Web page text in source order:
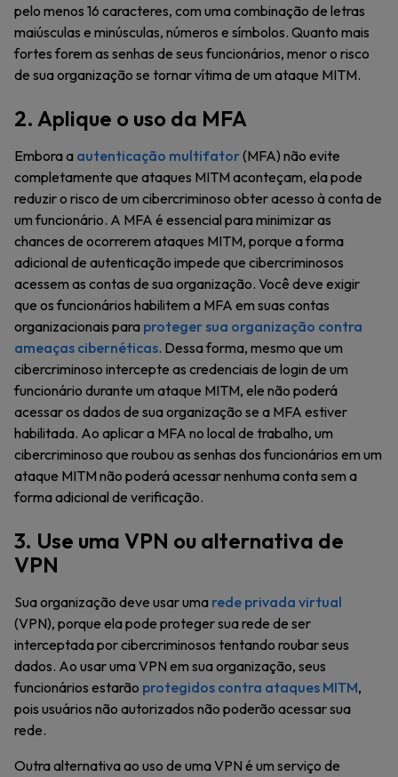
pelo menos 16 caracteres, com uma combinação de letras
maiúsculas e minúsculas, números e símbolos. Quanto mais
fortes forem as senhas de seus funcionários, menor o risco
de sua organização se tornar vítima de um ataque MITM.
2. Aplique o uso da MFA
Embora a autenticação multifator(MFA) não evite
completamente que ataques MITM aconteçam, ela pode
reduzir o risco de um cibercriminoso obter acesso à conta de
um funcionário. A MFA é essencial para minimizar as
chances de ocorrerem ataques MITM, porque a forma
adicional de autenticação impede que cibercriminosos
acessem as contas de sua organização. Você deve exigir
que os funcionários habilitem a MFA em suas contas
organizacionais para proteger sua organização contra
ameaças cibernéticas. Dessa forma, mesmo que um
cibercriminoso intercepte as credenciais de login de um
funcionário durante um ataque MITM, ele não poderá
acessar os dados de sua organização se a MFA estiver
habilitada. Ao aplicar a MFA no local de trabalho, um
cibercriminoso que roubou as senhas dos funcionários em um
ataque MITM não poderá acessar nenhuma conta sem a
forma adicional de verificação.
3. Use uma VPN ou alternativa de
VPN
Sua organização deve usar uma rede privada virtual
(VPN), porque ela pode proteger sua rede de ser
interceptada por cibercriminosos tentando roubar seus
dados. Ao usar uma VPN em sua organização, seus
funcionários estarão protegidos contra ataques MITM,
pois usuários não autorizados não poderão acessar sua
rede.
Outra alternativa ao uso de uma VPN é um serviço de